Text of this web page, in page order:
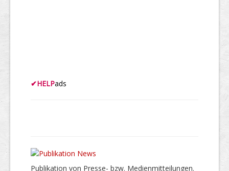
✔HELPads
Publikation von Presse- bzw. Medienmitteilungen.